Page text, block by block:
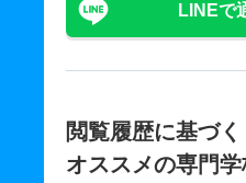
LINEで
閲覧履歴に基づく
オススメの専門